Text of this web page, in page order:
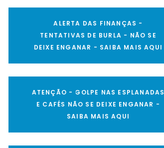
ALERTA DAS FINANÇAS -
TENTATIVAS DE BURLA - NÃO SE
DEIXE ENGANAR - SAIBA MAIS AQUI
ATENÇÃO - GOLPE NAS ESPLANADAS
E CAFÉS NÃO SE DEIXE ENGANAR -
SAIBA MAIS AQUI